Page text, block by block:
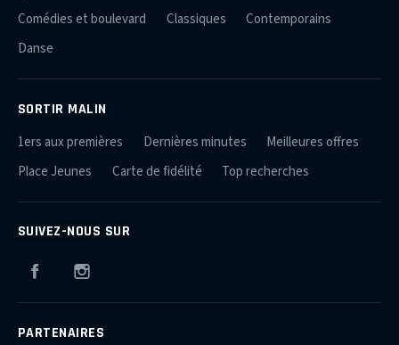
Comédies et boulevard
Classiques
Contemporains
Danse
SORTIR MALIN
1ers aux premières Dernières minutes
Meilleures offres
Place Jeunes
Carte de fidélité Top recherches
SUIVEZ-NOUS SUR
Facebook
PARTENAIRES